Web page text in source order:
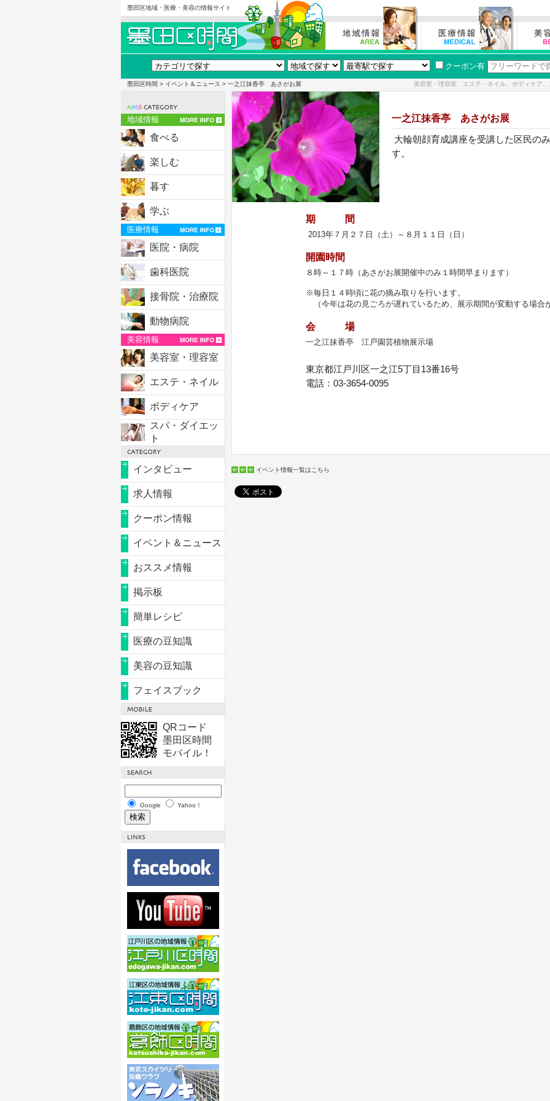
墨田区地域・医療・美容の情報サイト
クーポン有
墨田区時間 > イベント＆ニュース > 一之江抹香亭 あさがお展 美容室・理容室、エステ・ネイル、ボディケア
地域情報
食べる
楽しむ
暮す
学ぶ
医療情報
医院・病院
歯科医院
接骨院・治療院
動物病院
美容情報
美容室・理容室
エステ・ネイル
ボディケア
スパ・ダイエッ
ト
インタビュー
求人情報
クーポン情報
イベント＆ニュース
おススメ情報
掲示板
簡単レシピ
医療の豆知識
美容の豆知識
フェイスブック
QRコード
墨田区時間
モバイル！
Google Yahoo！
一之江抹香亭 あさがお展
大輪朝顔育成講座を受講した区民の
す。
期 間
2013年７月２７日（土）～８月１１日（日）
開園時間
８時～１７時（あさがお展開催中のみ１時間早まります）
※毎日１４時頃に花の摘み取りを行います。
（今年は花の見ごろが遅れているため、展示期間が変動する場合
会 場
一之江抹香亭 江戸園芸植物展示場
東京都江戸川区一之江5丁目13番16号
電話：03-3654-0095
イベント情報一覧はこちら